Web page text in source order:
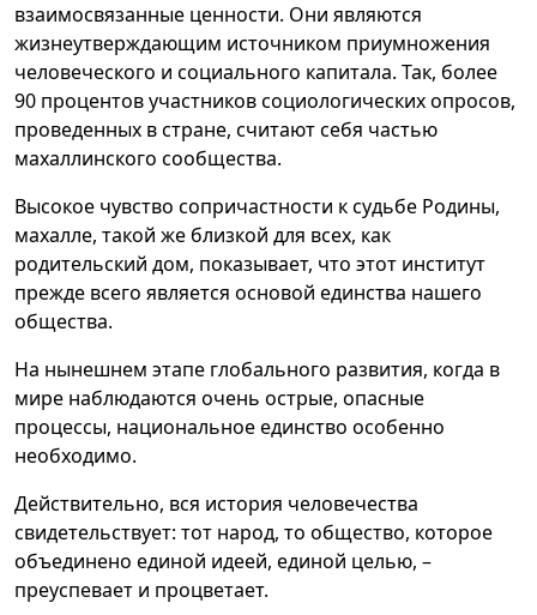
взаимосвязанные ценности. Они являются
жизнеутверждающим источником приумножения
человеческого и социального капитала. Так, более
90 процентов участников социологических опросов,
проведенных в стране, считают себя частью
махаллинского сообщества.
Высокое чувство сопричастности к судьбе Родины,
махалле, такой же близкой для всех, как
родительский дом, показывает, что этот институт
прежде всего является основой единства нашего
общества.
На нынешнем этапе глобального развития, когда в
мире наблюдаются очень острые, опасные
процессы, национальное единство особенно
необходимо.
Действительно, вся история человечества
свидетельствует: тот народ, то общество, которое
объединено единой идеей, единой целью, –
преуспевает и процветает.